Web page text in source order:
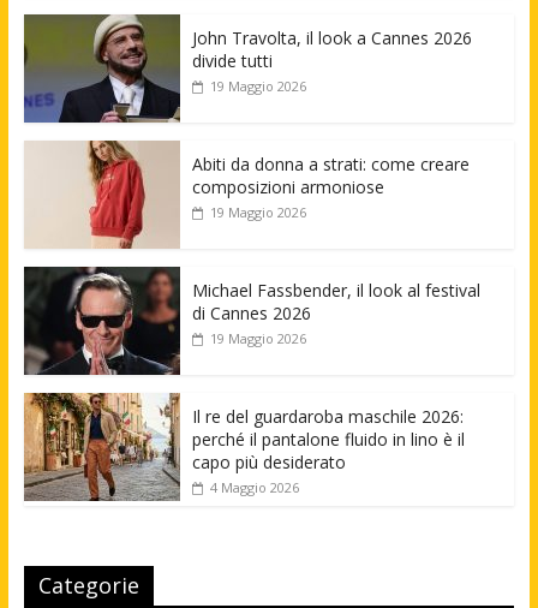
John Travolta, il look a Cannes 2026
divide tutti
19 Maggio 2026
Abiti da donna a strati: come creare
composizioni armoniose
19 Maggio 2026
Michael Fassbender, il look al festival
di Cannes 2026
19 Maggio 2026
Il re del guardaroba maschile 2026:
perché il pantalone fluido in lino è il
capo più desiderato
4 Maggio 2026
Categorie